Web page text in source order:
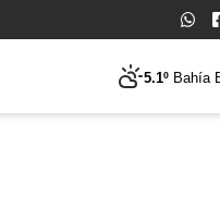
5.1º Bahía